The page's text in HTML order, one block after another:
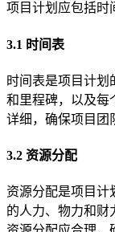
项目计划应包括时
3.1 时间表
时间表是项目计划
和里程碑，以及每
详细，确保项目团
3.2 资源分配
资源分配是项目计
的人力、物力和财